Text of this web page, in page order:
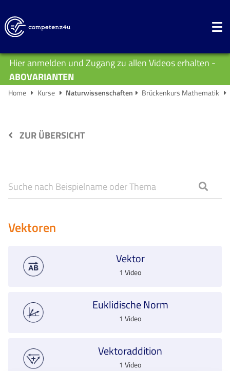
Hier anmelden und Zugang zu allen Videos erhalten -
ABOVARIANTEN
Home Kurse Naturwissenschaften Brückenkurs Mathematik
ZUR ÜBERSICHT
Vektoren
Vektor
1 Video
Euklidische Norm
1 Video
Vektoraddition
1 Video